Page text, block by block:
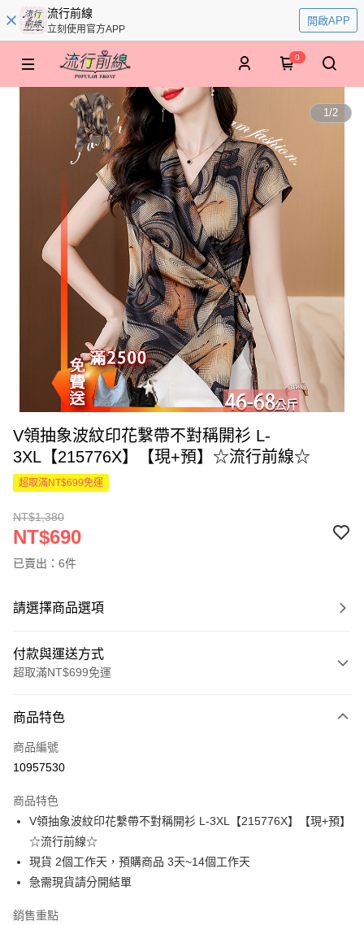
流行前線
立刻使用官方APP
開啟APP
0
1/2
V領抽象波紋印花繫帶不對稱開衫 L-
3XL【215776X】【現+預】☆流行前線☆
超取滿NT$699免運
NT$1,380
NT$690
已賣出：6件
請選擇商品選項
付款與運送方式
超取滿NT$699免運
信用卡一次付款
超商取貨付款
Apple Pay
街口支付
悠遊付
Google Pay
商品特色
商品編號
10957530
商品特色
V領抽象波紋印花繫帶不對稱開衫 L-3XL【215776X】【現+預】
☆流行前線☆
現貨 2個工作天，預購商品 3天~14個工作天
急需現貨請分開結單
銷售重點